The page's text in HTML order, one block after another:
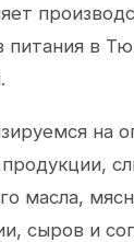
питания в
на
масла,
сыров и